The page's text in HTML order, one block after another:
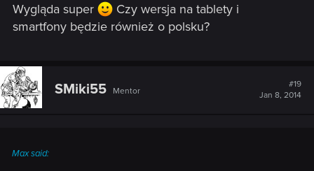
Wygląda super
Czy wersja na tablety i
smartfony będzie również o polsku?
SMiki55 Mentor
#19
Jan 8, 2014
Max said: